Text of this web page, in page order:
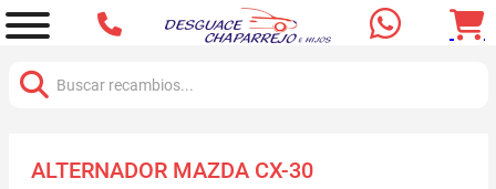
ALTERNADOR MAZDA CX-30